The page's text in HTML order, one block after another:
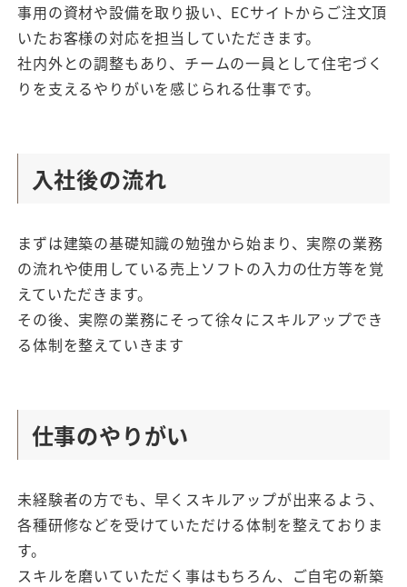
事用の資材や設備を取り扱い、ECサイトからご注文頂
いたお客様の対応を担当していただきます。
社内外との調整もあり、チームの一員として住宅づく
りを支えるやりがいを感じられる仕事です。
入社後の流れ
まずは建築の基礎知識の勉強から始まり、実際の業務
の流れや使用している売上ソフトの入力の仕方等を覚
えていただきます。
その後、実際の業務にそって徐々にスキルアップでき
る体制を整えていきます
仕事のやりがい
未経験者の方でも、早くスキルアップが出来るよう、
各種研修などを受けていただける体制を整えておりま
す。
スキルを磨いていただく事はもちろん、ご自宅の新築